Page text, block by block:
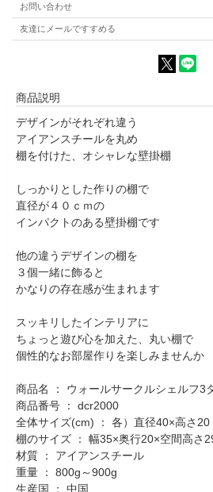
お問い合わせ
友達にメールですすめる
商品説明
デザインがそれぞれ違う
アイアンスチールを丸め
棚を付けた、オシャレな壁掛棚
しっかりとした作りの棚で
直径が４０ｃｍの
インパクトのある壁掛棚です
他の違うデザインの棚を
３個一緒に飾ると
かなりの存在感が生まれます
スッキリしたインテリアに
ちょっと遊び心を加えた、丸い棚で
個性的なお部屋作りを楽しみませんか
商品名 ： ウォールサークルシェルフ3
商品番号 ： dcr2000
全体サイズ(cm) ： 各）直径40×高さ20
棚のサイズ ： 幅35×奥行20×空間高さ
材質 ： アイアンスチール
重量 ： 800g～900g
生産国 ： 中国